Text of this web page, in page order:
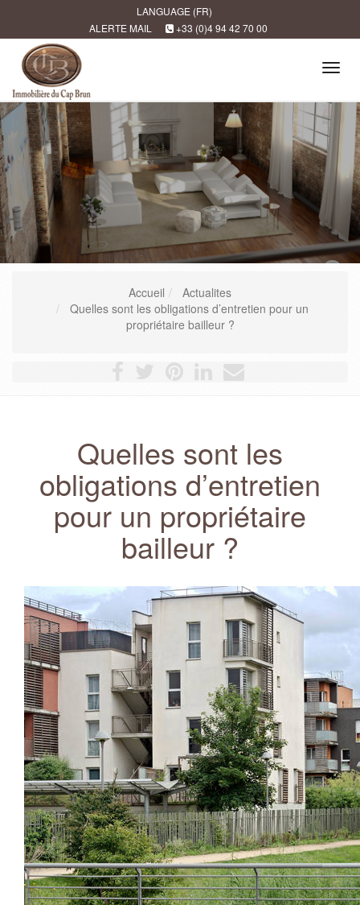
LANGUAGE (FR)
ALERTE MAIL
+33 (0)4 94 42 70 00
Accueil
Actualites
Quelles sont les obligations d’entretien pour un
propriétaire bailleur ?
Quelles sont les
obligations d’entretien
pour un propriétaire
bailleur ?